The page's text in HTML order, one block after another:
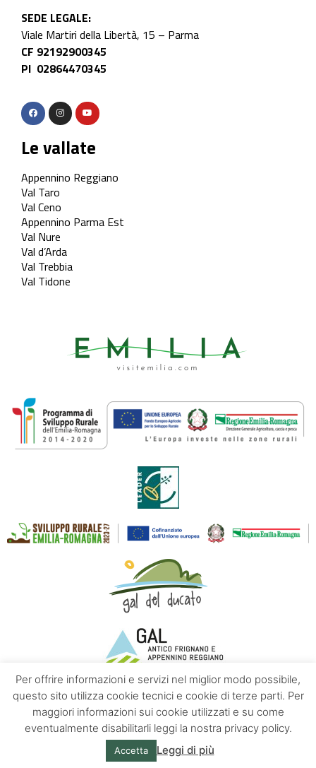
SEDE LEGALE:
Viale Martiri della Libertà, 15 – Parma
CF 92192900345
PI 02864470345
Le vallate
Appennino Reggiano
Val Taro
Val Ceno
Appennino Parma Est
Val Nure
Val d’Arda
Val Trebbia
Val Tidone
© Appennino Emilia | Powered byAltrama Italia
Contatti Chi siamo Privacy policy
Per offrire informazioni e servizi nel miglior modo possibile,
questo sito utilizza cookie tecnici e cookie di terze parti. Per
maggiori informazioni sui cookie utilizzati e su come
eventualmente disabilitarli leggi la nostra privacy policy.
Accetta Leggi di più